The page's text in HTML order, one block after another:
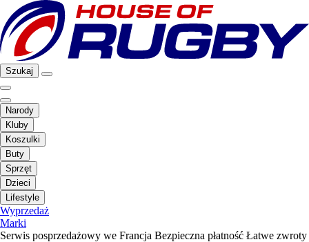
Szukaj
Narody
Kluby
Koszulki
Buty
Sprzęt
Dzieci
Lifestyle
Wyprzedaż
Marki
Serwis posprzedażowy we Francja Bezpieczna płatność Łatwe zwroty